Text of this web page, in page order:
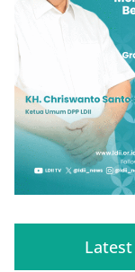
Latest